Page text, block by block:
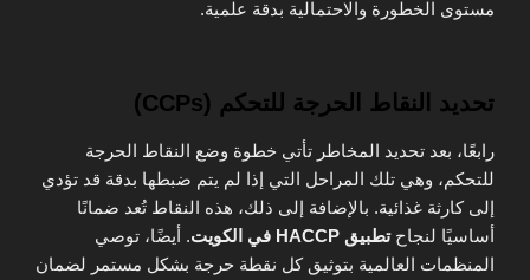
مستوى الخطورة والاحتمالية بدقة علمية.
تحديد النقاط الحرجة للتحكم (CCPs)
رابعًا، بعد تحديد المخاطر تأتي خطوة وضع النقاط الحرجة
للتحكم، وهي تلك المراحل التي إذا لم يتم ضبطها بدقة قد تؤدي
إلى كارثة غذائية. بالإضافة إلى ذلك، هذه النقاط تُعد ضمانًا
أساسيًا لنجاحتطبيق HACCP في الكويت
. أيضًا، توصي
المنظمات العالمية بتوثيق كل نقطة حرجة بشكل مستمر لضمان